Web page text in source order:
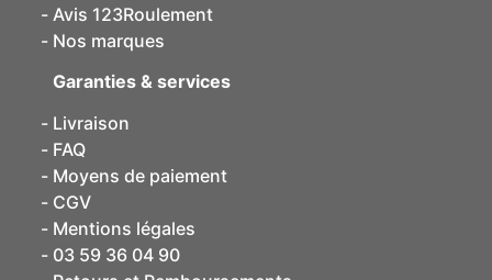
Avis 123Roulement
Nos marques
Garanties & services
Livraison
FAQ
Moyens de paiement
CGV
Mentions légales
03 59 36 04 90